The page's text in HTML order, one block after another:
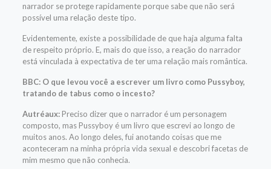
narrador se protege rapidamente porque sabe que não será
possível uma relação deste tipo.
Evidentemente, existe a possibilidade de que haja alguma falta
de respeito próprio. E, mais do que isso, a reação do narrador
está vinculada à expectativa de ter uma relação mais romântica.
BBC: O que levou você a escrever um livro como Pussyboy,
tratando de tabus como o incesto?
Autréaux:Preciso dizer que o narrador é um personagem
composto, mas Pussyboy é um livro que escrevi ao longo de
muitos anos. Ao longo deles, fui anotando coisas que me
aconteceram na minha própria vida sexual e descobri facetas de
mim mesmo que não conhecia.